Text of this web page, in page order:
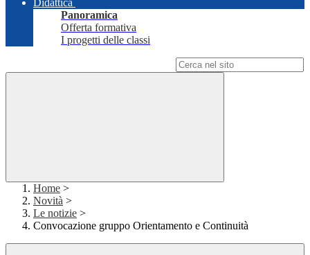
Didattica
Panoramica
Offerta formativa
I progetti delle classi
Home >
Novità >
Le notizie >
Convocazione gruppo Orientamento e Continuità